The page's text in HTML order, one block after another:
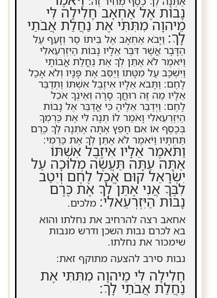
נָבוֹת אֶל אַחְאָב חָלִילָה לִּי
מֵיהוָה מִתִּתִּי אֶת נַחֲלַת אֲבֹתַי
לָךְ:וַיָּבֹא אַחְאָב אֶל בֵּיתוֹ סַר וְזָעֵף עַל
הַדָּבָר אֲשֶׁר דִּבֶּר אֵלָיו נָבוֹת הַיִּזְרְעֵאלִי
וַיֹּאמֶר לֹא אֶתֵּן לְךָ אֶת נַחֲלַת אֲבוֹתָי
וַיִּשְׁכַּב עַל מִטָּתוֹ וַיַּסֵּב אֶת פָּנָיו וְלֹא אָכַל
לָחֶם: וַתָּבֹא אֵלָיו אִיזֶבֶל אִשְׁתּוֹ וַתְּדַבֵּר
אֵלָיו מַה זֶּה רוּחֲךָ סָרָה וְאֵינְךָ אֹכֵל
לָחֶם: וַיְדַבֵּר אֵלֶיהָ כִּי אֲדַבֵּר אֶל נָבוֹת
הַיִּזְרְעֵאלִי וָאֹמַר לוֹ תְּנָה לִּי אֶת כַּרְמְךָ
בְּכֶסֶף אוֹ אִם חָפֵץ אַתָּה אֶתְּנָה לְךָ כֶרֶם
תַּחְתָּיו וַיֹּאמֶר לֹא אֶתֵּן לְךָ אֶת כַּרְמִי:
וַתֹּאמֶר אֵלָיו אִיזֶבֶל אִשְׁתּוֹ
אַתָּה עַתָּה תַּעֲשֶׂה מְלוּכָה עַל
יִשְׂרָאֵל קוּם אֱכָל לֶחֶם וְיִטַב
לִבֶּךָ אֲנִי אֶתֵּן לְךָ אֶת כֶּרֶם
נָבוֹת הַיִּזְרְעֵאלִי:מלכים.
אחאב רצה להרחיב את נחלתו והוא
בא לכרם נבות השכן ודרש מנבות
שימכור את נחלתו.
נבות סירב להצעה מתוקף זאת:
חָלִילָה לִּי מֵיהוָה מִתִּתִּי אֶת
נַחֲלַת אֲבֹתַי לָךְ: